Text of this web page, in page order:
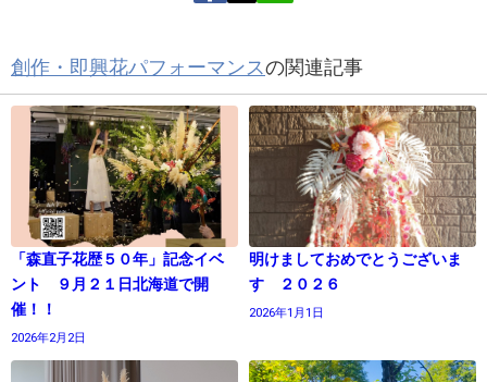
創作・即興花パフォーマンスの関連記事
「森直子花歴５０年」記念イベ
ント ９月２１日北海道で開
催！！
2026年2月2日
明けましておめでとうございま
す ２０２６
2026年1月1日